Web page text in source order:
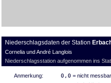
Niederschlagsdaten der Station
Cornelia und André Langlois
Niederschlagsstation aufgenommen ins
Anmerkung: 0,0 = nicht